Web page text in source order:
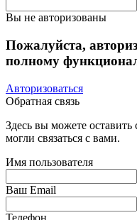
Вы не авторизованы
Пожалуйста,
полному
Авторизоваться
Обратная связь
Здесь вы можете
могли связаться с вами.
Имя пользователя
Ваш Email
Телефон